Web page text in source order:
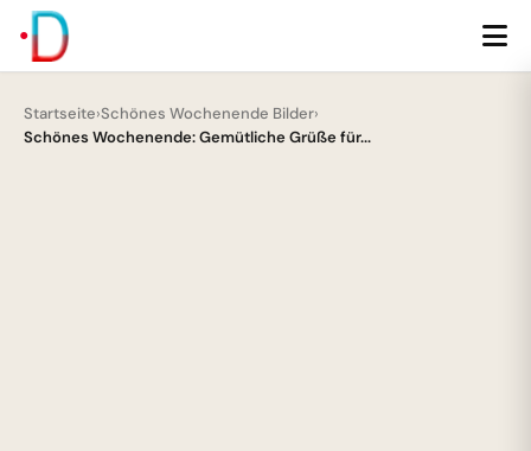
Startseite›Schönes Wochenende Bilder›
Schönes Wochenende: Gemütliche Grüße für...